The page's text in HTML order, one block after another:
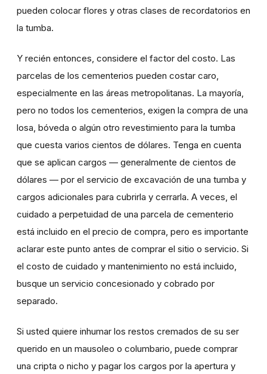
pueden colocar flores y otras clases de recordatorios en
la tumba.
Y recién entonces, considere el factor del costo. Las
parcelas de los cementerios pueden costar caro,
especialmente en las áreas metropolitanas. La mayoría,
pero no todos los cementerios, exigen la compra de una
losa, bóveda o algún otro revestimiento para la tumba
que cuesta varios cientos de dólares. Tenga en cuenta
que se aplican cargos — generalmente de cientos de
dólares — por el servicio de excavación de una tumba y
cargos adicionales para cubrirla y cerrarla. A veces, el
cuidado a perpetuidad de una parcela de cementerio
está incluido en el precio de compra, pero es importante
aclarar este punto antes de comprar el sitio o servicio. Si
el costo de cuidado y mantenimiento no está incluido,
busque un servicio concesionado y cobrado por
separado.
Si usted quiere inhumar los restos cremados de su ser
querido en un mausoleo o columbario, puede comprar
una cripta o nicho y pagar los cargos por la apertura y